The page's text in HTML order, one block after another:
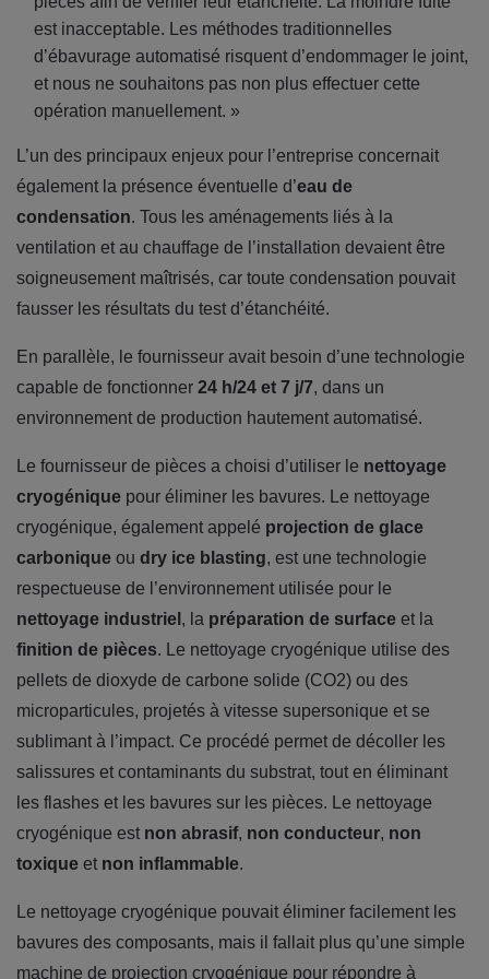
est inacceptable. Les méthodes traditionnelles
d’ébavurage automatisé risquent d’endommager le joint,
et nous ne souhaitons pas non plus effectuer cette
opération manuellement. »
L’un des principaux enjeux pour l’entreprise concernait
également la présence éventuelle d’eau de
condensation. Tous les aménagements liés à la
ventilation et au chauffage de l’installation devaient être
soigneusement maîtrisés, car toute condensation pouvait
fausser les résultats du test d’étanchéité.
En parallèle, le fournisseur avait besoin d’une technologie
capable de fonctionner 24 h/24 et 7 j/7, dans un
environnement de production hautement automatisé.
Le fournisseur de pièces a choisi d’utiliser le nettoyage
cryogénique pour éliminer les bavures. Le nettoyage
cryogénique, également appelé projection de glace
carbonique ou dry ice blasting, est une technologie
respectueuse de l’environnement utilisée pour le
nettoyage industriel , la préparation de surface et la
finition de pièces. Le nettoyage cryogénique utilise des
pellets de dioxyde de carbone solide (CO2) ou des
microparticules, projetés à vitesse supersonique et se
sublimant à l’impact. Ce procédé permet de décoller les
salissures et contaminants du substrat, tout en éliminant
les flashes et les bavures sur les pièces. Le nettoyage
cryogénique est non abrasif, non conducteur, non
toxique et non inflammable.
Le nettoyage cryogénique pouvait éliminer facilement les
bavures des composants, mais il fallait plus qu’une simple
machine de projection cryogénique pour répondre à